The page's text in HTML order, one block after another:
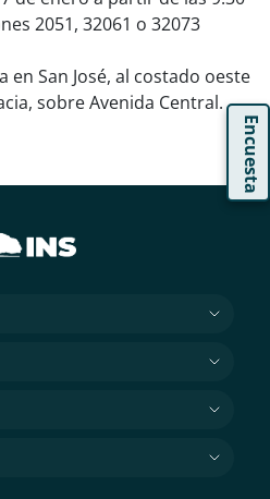
Encuesta
2051, 32061 o 32073
en San José, al costado oeste
sobre Avenida Central.